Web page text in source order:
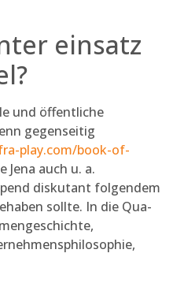
einsatz
und öffentliche
gegenseitig
play.com/book-of-
Jena auch u. a.
diskutant folgendem
sollte. In die Qua-